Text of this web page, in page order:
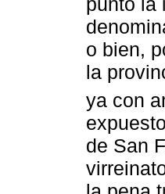
o bien,
la
ya con
de San